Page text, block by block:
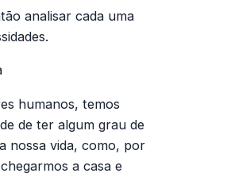
analisar cada uma
humanos, temos
de ter algum grau de
nossa vida, como, por
a casa e